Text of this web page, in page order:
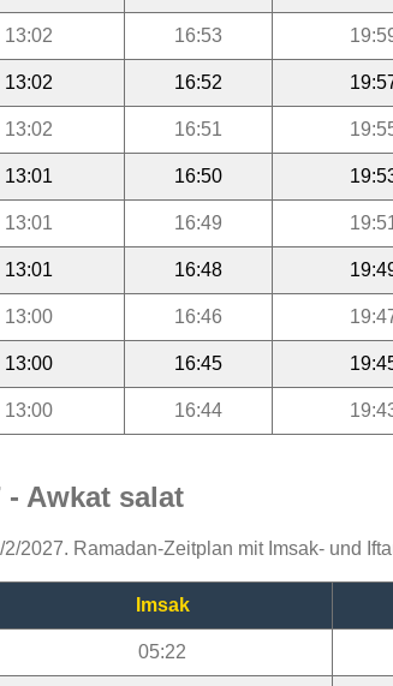
13:02 16:53
13:02 16:52
13:02 16:51
13:01 16:50
13:01 16:49
13:01 16:48
13:00 16:46
13:00 16:45
13:00 16:44
- Awkat salat
2/2027. Ramadan-Zeitplan mit Imsak- und
Imsak
05:22